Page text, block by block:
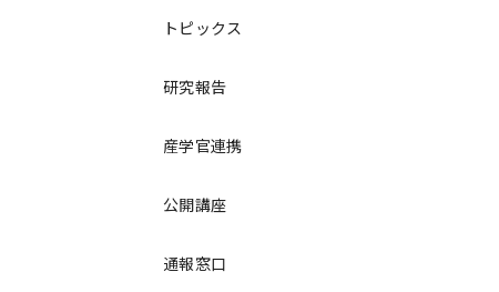
トピックス
研究報告
産学官連携
公開講座
通報窓口